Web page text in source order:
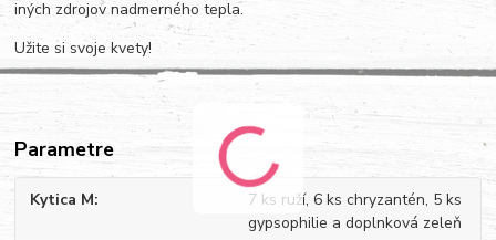
iných zdrojov nadmerného tepla.
Užite si svoje kvety!
Parametre
Kytica M
7 ks ruží, 6 ks chryzantén, 5 ks
gypsophilie a doplnková zeleň